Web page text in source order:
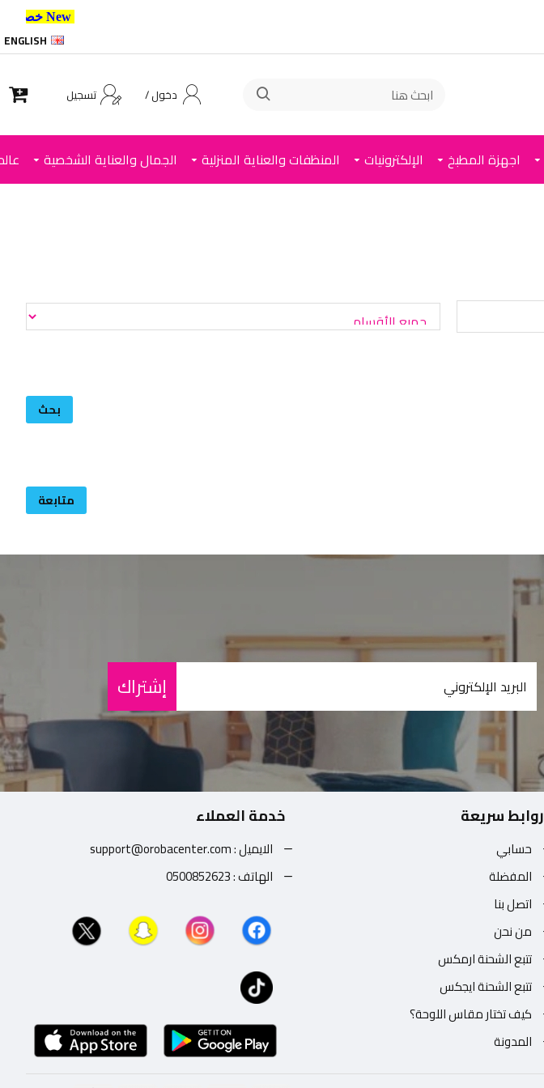
New خصم 10% إضافي للعملاء الجدد استخدم الكود ,
ENGLISH
دخول / تسجيل
اجهزة المطبخ الإلكترونيات المنظفات والعناية المنزلية الجمال والعناية الشخصية
بحث
متابعة
إشتراك
روابط سريعة
حسابي
المفضلة
اتصل بنا
من نحن
تتبع الشحنة ارمكس
تتبع الشحنة ايجكس
كيف تختار مقاس اللوحة؟
المدونة
خدمة العملاء
الايميل : support@orobacenter.com
الهاتف : 0500852623